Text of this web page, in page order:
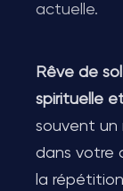
actuelle.
Rêve de
spirituelle
souvent un
dans votre
la